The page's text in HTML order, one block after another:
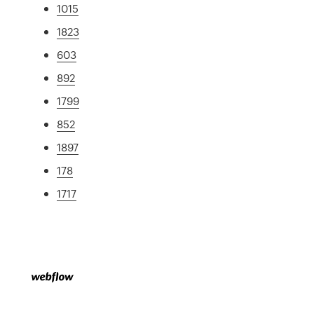
1015
1823
603
892
1799
852
1897
178
1717